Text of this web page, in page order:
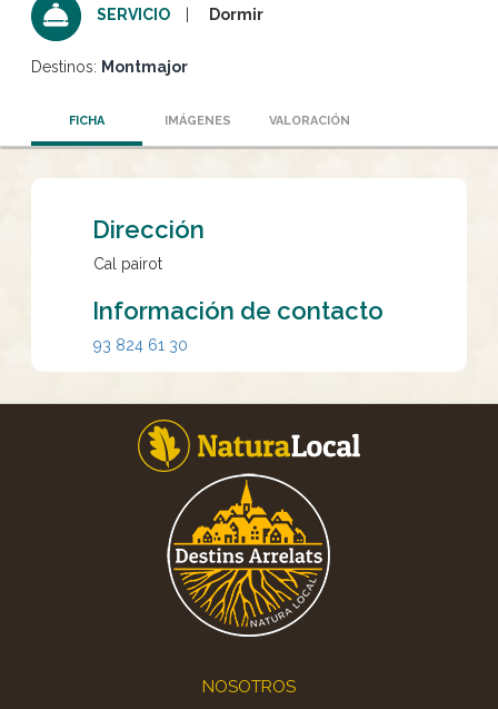
SERVICIO Dormir
Destinos: Montmajor
FICHA IMÁGENES VALORACIÓN
Dirección
Cal pairot
Información de contacto
93 824 61 30
NOSOTROS